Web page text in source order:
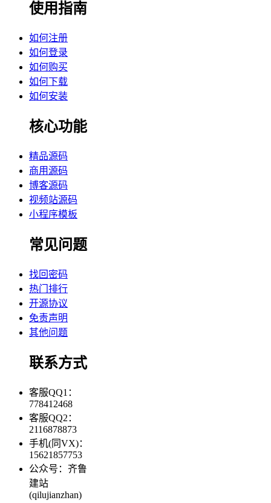
使用指南
如何注册
如何登录
如何购买
如何下载
如何安装
核心功能
精品源码
商用源码
博客源码
视频站源码
小程序模板
常见问题
找回密码
热门排行
开源协议
免责声明
其他问题
联系方式
客服QQ1：
778412468
客服QQ2：
2116878873
手机(同VX)：
15621857753
公众号：齐鲁
建站
(qilujianzhan)